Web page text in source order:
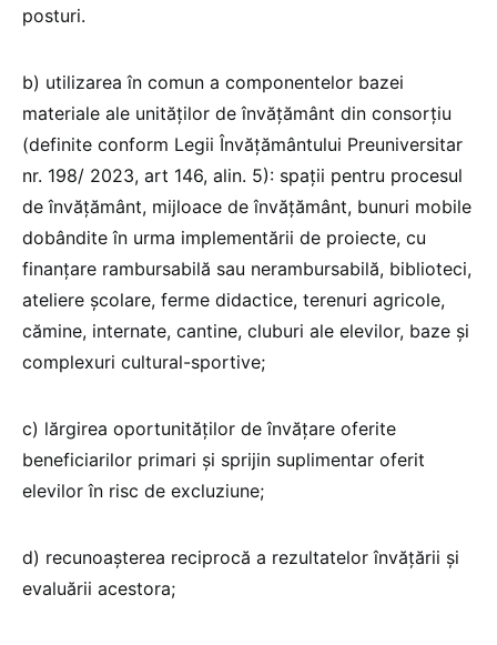
posturi.
b) utilizarea în comun a componentelor bazei
materiale ale unităților de învățământ din consorțiu
(definite conform Legii Învățământului Preuniversitar
nr. 198/ 2023, art 146, alin. 5): spaţii pentru procesul
de învăţământ, mijloace de învăţământ, bunuri mobile
dobândite în urma implementării de proiecte, cu
finanţare rambursabilă sau nerambursabilă, biblioteci,
ateliere şcolare, ferme didactice, terenuri agricole,
cămine, internate, cantine, cluburi ale elevilor, baze şi
complexuri cultural-sportive;
c) lărgirea oportunităţilor de învăţare oferite
beneficiarilor primari şi sprijin suplimentar oferit
elevilor în risc de excluziune;
d) recunoaşterea reciprocă a rezultatelor învăţării şi
evaluării acestora;